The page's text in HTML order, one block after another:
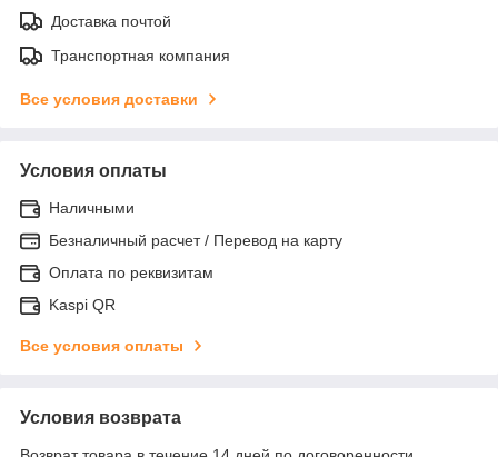
Доставка почтой
Транспортная компания
Все условия доставки
Условия оплаты
Наличными
Безналичный расчет / Перевод на карту
Оплата по реквизитам
Kaspi QR
Все условия оплаты
Условия возврата